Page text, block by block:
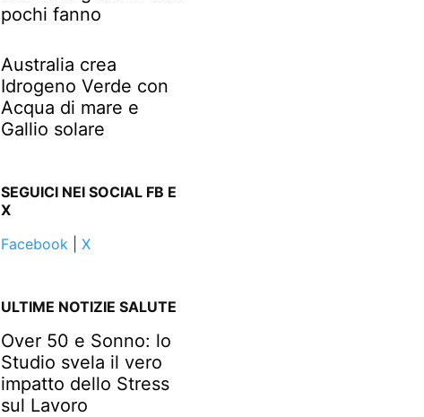
pochi fanno
Australia crea
Idrogeno Verde con
Acqua di mare e
Gallio solare
SEGUICI NEI SOCIAL FB E
X
Facebook| X
ULTIME NOTIZIE SALUTE
Over 50 e Sonno: lo
Studio svela il vero
impatto dello Stress
sul Lavoro